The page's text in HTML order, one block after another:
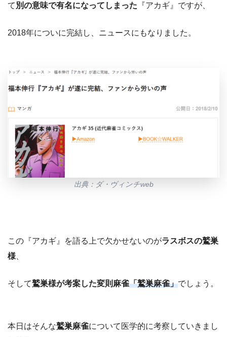
て 別の意味で有名になってしまった 『アカギ』ですが、
2018年についに完結し、ニュースにもなりました。
出典：ダ・ヴィンチweb
この『アカギ』を語る上で欠かせないのがラスボスの鷲巣
様
そして鷲巣様が考案した変則麻雀「鷲巣麻雀」でしょう。
本日はそんな鷲巣麻雀について医学的に考察していきまし